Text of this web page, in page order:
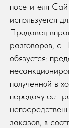
посетителя
используется
Продавец
разговоров, с
обязуется:
полученной в
передачу ее
заказов, в